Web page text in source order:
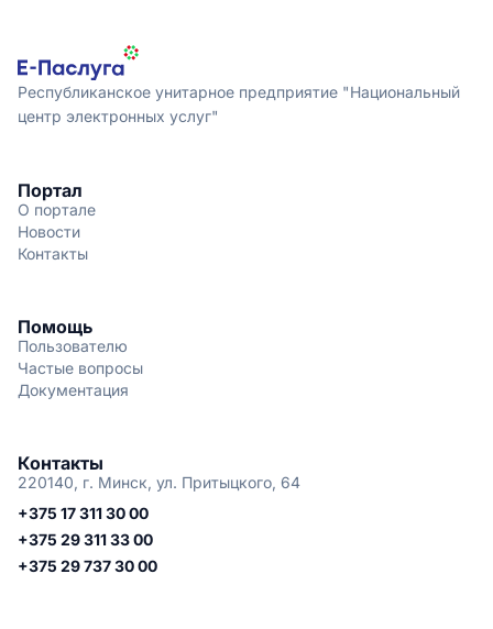
Республиканское унитарное предприятие "Национальный
центр электронных услуг"
Портал
О портале
Новости
Контакты
Помощь
Пользователю
Частые вопросы
Документация
Контакты
220140, г. Минск, ул. Притыцкого, 64
+375 17 311 30 00
+375 29 311 33 00
+375 29 737 30 00